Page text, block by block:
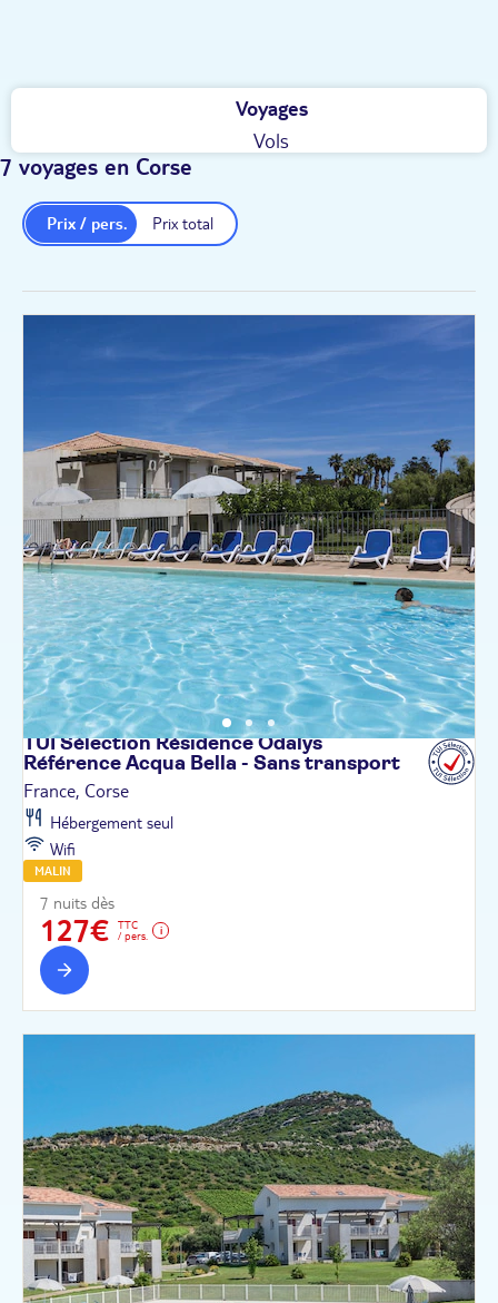
Voyages
Vols
7 voyages en Corse
Prix total
Prix / pers.
TUI Sélection Résidence Odalys
Référence Acqua Bella - Sans transport
France, Corse
Hébergement seul
Wifi
MALIN
7 nuits dès
127€
TTC
/ pers.